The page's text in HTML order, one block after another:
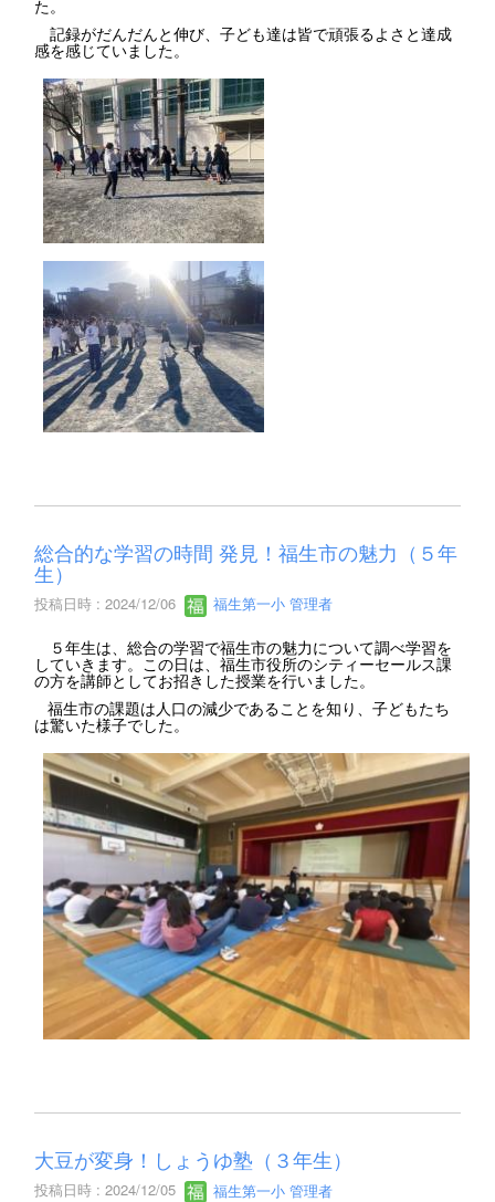
た。
記録がだんだんと伸び、子ども達は皆で頑張るよさと達成
感を感じていました。
総合的な学習の時間 発見！福生市の魅力（５年
生）
投稿日時 : 2024/12/06 福生第一小 管理者
５年生は、総合の学習で福生市の魅力について調べ学習を
していきます。この日は、福生市役所のシティーセールス課
の方を講師としてお招きした授業を行いました。
福生市の課題は人口の減少であることを知り、子どもたち
は驚いた様子でした。
大豆が変身！しょうゆ塾（３年生）
投稿日時 : 2024/12/05 福生第一小 管理者